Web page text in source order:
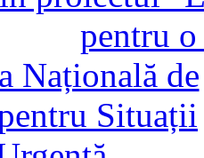
pentru